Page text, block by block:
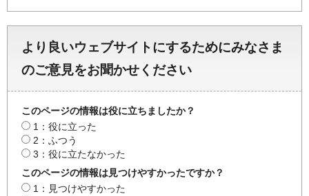
より良いウェブサイトにするためにみなさま
のご意見をお聞かせください
このページの情報は役に立ちましたか？
1：役に立った
2：ふつう
3：役に立たなかった
このページの情報は見つけやすかったですか？
1：見つけやすかった